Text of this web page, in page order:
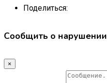
Поделиться:
Сообщить о нарушении
×